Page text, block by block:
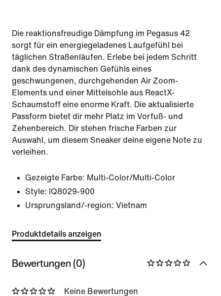
Die reaktionsfreudige Dämpfung im Pegasus 42
sorgt für ein energiegeladenes Laufgefühl bei
täglichen Straßenläufen. Erlebe bei jedem Schritt
dank des dynamischen Gefühls eines
geschwungenen, durchgehenden Air Zoom-
Elements und einer Mittelsohle aus ReactX-
Schaumstoff eine enorme Kraft. Die aktualisierte
Passform bietet dir mehr Platz im Vorfuß- und
Zehenbereich. Dir stehen frische Farben zur
Auswahl, um diesem Sneaker deine eigene Note zu
verleihen.
Gezeigte Farbe: Multi-Color/Multi-Color
Style: IQ8029-900
Ursprungsland/-region: Vietnam
Produktdetails anzeigen
Bewertungen (0)
Keine Bewertungen